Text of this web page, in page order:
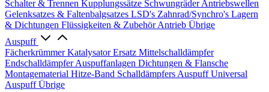
Schalter & Trennen Kupplungssätze SchwungräderAntriebswellen
Gelenksatzes & Faltenbalgsatzes LSD's Zahnrad/Synchro's Lagern
& Dichtungen Flüssigkeiten & ZubehörAntrieb Übrige
Auspuff
FächerkrümmerKatalysator Ersatz Mittelschalldämpfer
EndschalldämpferAuspuffanlagen Dichtungen & Flansche
Montagematerial Hitze-Band Schalldämpfers Auspuff Universal
Auspuff Übrige